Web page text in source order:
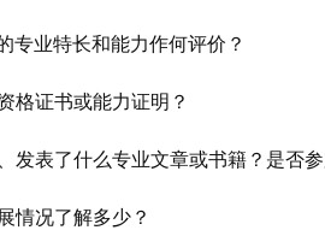
专业特长和能力作何评价？
格证书或能力证明？
发表了什么专业文章或书籍？是否
情况了解多少？